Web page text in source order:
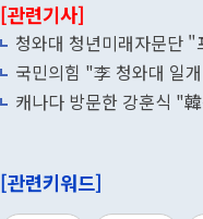
[관련기사]
청와대 청년미래자문단
국민의힘 "李 청와대 일
캐나다 방문한 강훈식 "
[관련키워드]